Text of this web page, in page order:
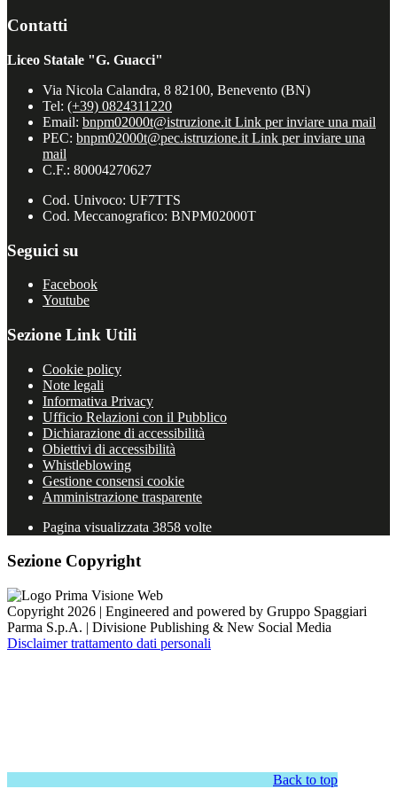
Contatti
Liceo Statale "G. Guacci"
Via Nicola Calandra, 8 82100, Benevento (BN)
Tel: (+39) 0824311220
Email: bnpm02000t@istruzione.it Link per inviare una mail
PEC: bnpm02000t@pec.istruzione.it Link per inviare una
mail
C.F.: 80004270627
Cod. Univoco: UF7TTS
Cod. Meccanografico: BNPM02000T
Seguici su
Facebook
Youtube
Sezione Link Utili
Cookie policy
Note legali
Informativa Privacy
Ufficio Relazioni con il Pubblico
Dichiarazione di accessibilità
Obiettivi di accessibilità
Whistleblowing
Gestione consensi cookie
Amministrazione trasparente
Pagina visualizzata 3858 volte
Sezione Copyright
Copyright 2026 | Engineered and powered by Gruppo Spaggiari
Parma S.p.A. | Divisione Publishing & New Social Media
Disclaimer trattamento dati personali
Back to top